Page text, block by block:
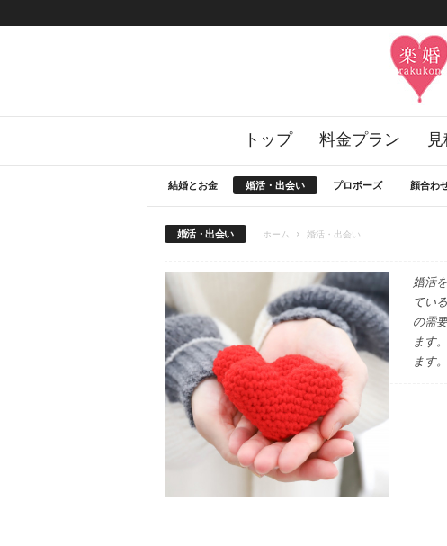
の
トップ 料金プラン
結婚とお金 婚活・出会い プロポーズ 顔合わ
婚活・出会い ホーム 婚活・出会い
婚活
てい
の需
ます
ます。